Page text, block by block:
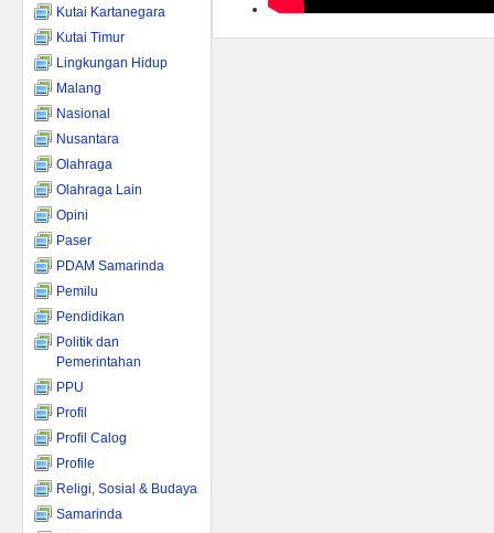
Kutai Kartanegara
Kutai Timur
Lingkungan Hidup
Malang
Nasional
Nusantara
Olahraga
Olahraga Lain
Opini
Paser
PDAM Samarinda
Pemilu
Pendidikan
Politik dan
Pemerintahan
PPU
Profil
Profil Calog
Profile
Religi, Sosial & Budaya
Samarinda